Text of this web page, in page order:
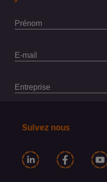
Suivez nous